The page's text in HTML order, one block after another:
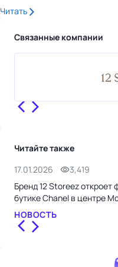
Читать
Связанные компании
Читайте также
17.01.2026
3,419
Бренд 12 Storeez
бутике Chanel в центре
НОВОСТЬ